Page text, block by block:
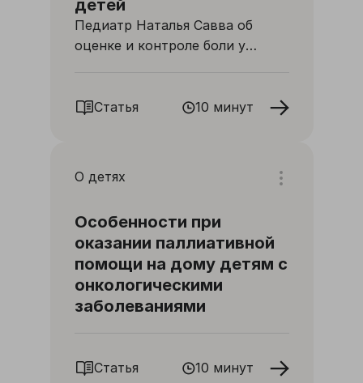
детей
Педиатр Наталья Савва об
оценке и контроле боли у
Статья 10 минут
О детях
Особенности при
оказании паллиативной
помощи на дому детям с
онкологическими
заболеваниями
Статья 10 минут